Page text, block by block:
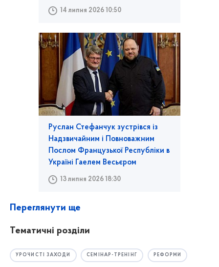
14 липня 2026 10:50
Руслан Стефанчук зустрівся із
Надзвичайним і Повноважним
Послом Французької Республіки в
Україні Гаелем Весьєром
13 липня 2026 18:30
Переглянути ще
Тематичні розділи
УРОЧИСТІ ЗАХОДИ СЕМІНАР-ТРЕНІНГ РЕФОРМИ